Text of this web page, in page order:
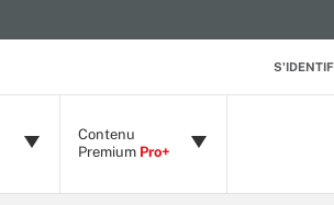
Contenu
Premium Pro+